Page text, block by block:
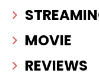
MOVIE
REVIEWS